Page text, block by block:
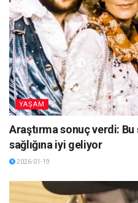
YAŞAM
Araştırma sonuç verdi:
sağlığına iyi geliyor
2026-01-19